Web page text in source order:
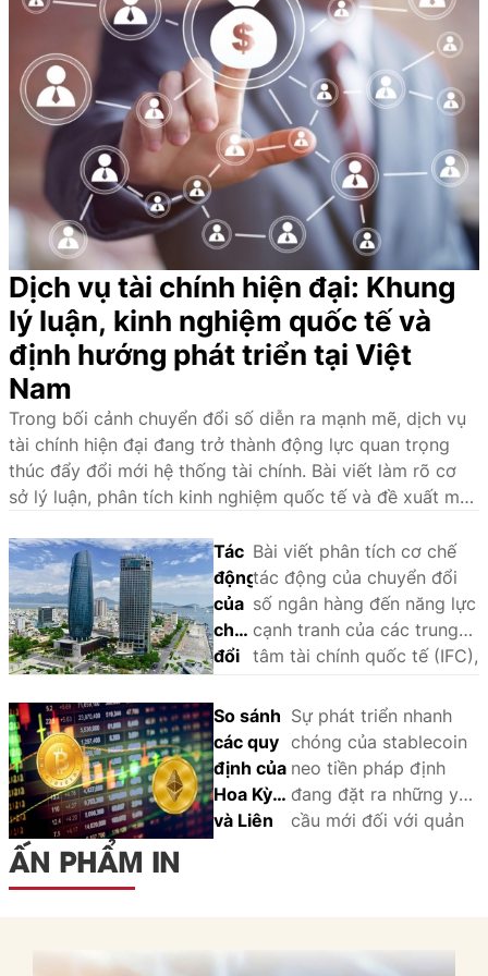
Nam
chính
sách
gian tới.
Dịch vụ tài chính hiện đại: Khung
lý luận, kinh nghiệm quốc tế và
định hướng phát triển tại Việt
Nam
Trong bối cảnh chuyển đổi số diễn ra mạnh mẽ, dịch vụ
tài chính hiện đại đang trở thành động lực quan trọng
thúc đẩy đổi mới hệ thống tài chính. Bài viết làm rõ cơ
sở lý luận, phân tích kinh nghiệm quốc tế và đề xuất một
chính hiện đại tại Việt Nam.
Tác
động
của
chuyển
đổi
ngân
hàng
đến
năng
lực
tâm
Bài viết phân tích cơ chế
tác động của chuyển đổi
số ngân hàng đến năng lực
cạnh tranh của các trung
tâm tài chính quốc tế (IFC),
phân tích so sánh định tính
(QCA) trên một số trường
hợp tại châu Á - Thái Bình
Dương là Singapore, Hồng
Kông, Tokyo, Thượng Hải,
Seoul và Sydney. Khung
cộng sinh; thể chế và
So sánh
các quy
định của
Hoa Kỳ
và Liên
Sự phát triển nhanh
chóng của stablecoin
neo tiền pháp định
đang đặt ra những yêu
cầu mới đối với quản
quốc tế, bài viết làm
ẤN PHẨM IN